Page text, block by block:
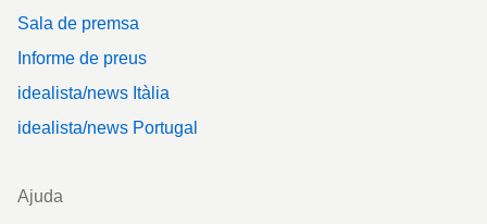
Sala de premsa
Informe de preus
idealista/news Itàlia
idealista/news Portugal
Ajuda